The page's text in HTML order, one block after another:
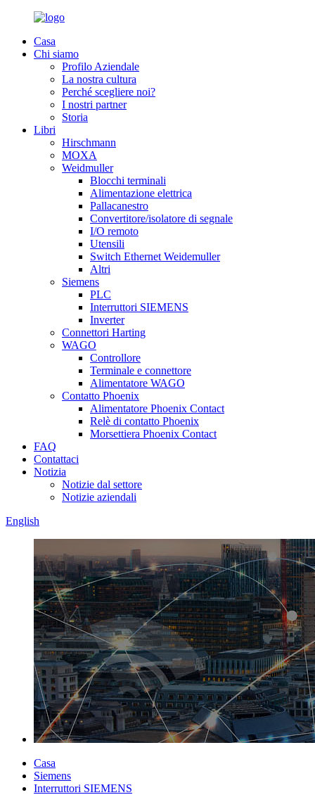
Casa
Chi siamo
Profilo Aziendale
La nostra cultura
Perché scegliere noi?
I nostri partner
Storia
Libri
Hirschmann
MOXA
Weidmuller
Blocchi terminali
Alimentazione elettrica
Pallacanestro
Convertitore/isolatore di segnale
I/O remoto
Utensili
Switch Ethernet Weidemuller
Altri
Siemens
PLC
Interruttori SIEMENS
Inverter
Connettori Harting
WAGO
Controllore
Terminale e connettore
Alimentatore WAGO
Contatto Phoenix
Alimentatore Phoenix Contact
Relè di contatto Phoenix
Morsettiera Phoenix Contact
FAQ
Contattaci
Notizia
Notizie dal settore
Notizie aziendali
English
Casa
Siemens
Interruttori SIEMENS